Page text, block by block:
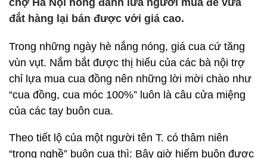
chợ Hà Nội hòng đánh lừa người mua để vừa
đắt hàng lại bán được với giá cao.
Trong những ngày hè nắng nóng, giá cua cứ tăng
vùn vụt. Nắm bắt được thị hiếu của các bà nội trợ
chỉ lựa mua cua đồng nên những lời mời chào như
“cua đồng, cua móc 100%” luôn là câu cửa miệng
của các tay buôn cua.
Theo tiết lộ của một người tên T. có thâm niên
“trong nghề” buôn cua thì: Bây giờ hiếm buôn được